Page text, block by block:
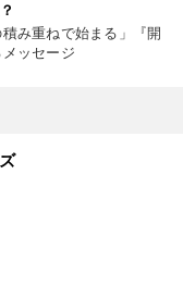
積み重ねで始まる」『開
ッセージ